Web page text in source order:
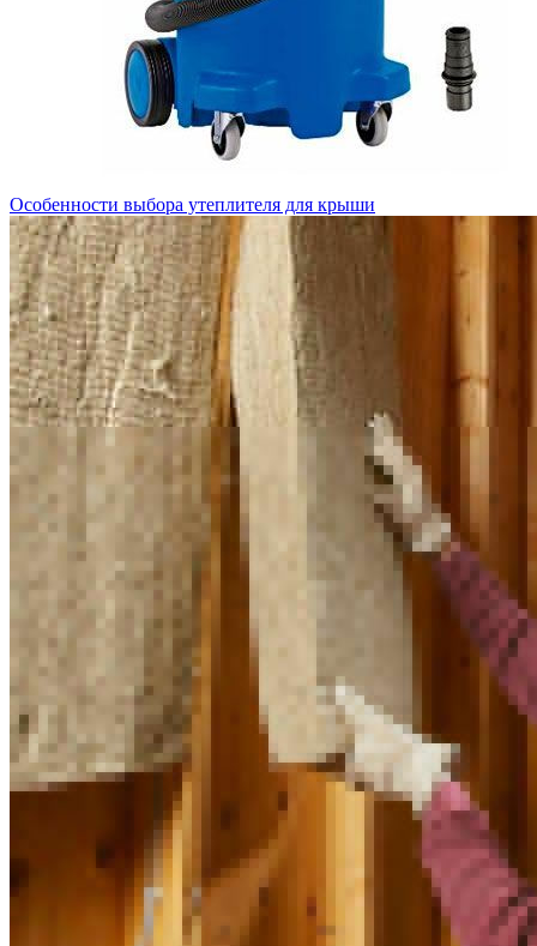
Особенности выбора утеплителя для крыши